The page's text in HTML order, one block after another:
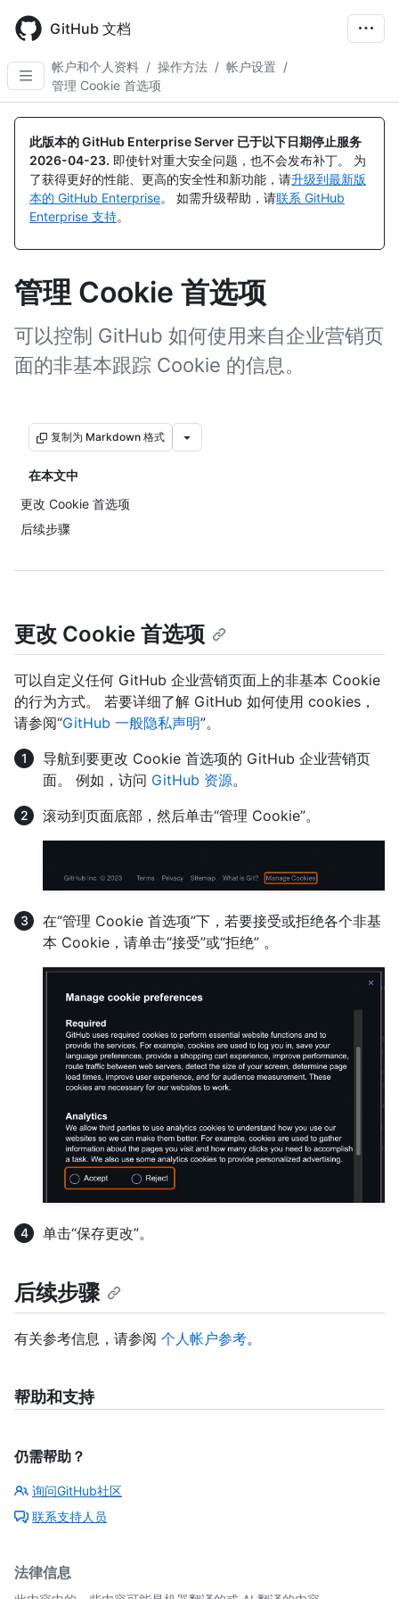
main
content
GitHub 文档
帐户和个人资料 / 操作方法 / 帐户设置 /
管理 Cookie 首选项
此版本的 GitHub Enterprise Server 已于以下日期停止服务
2026-04-23. 即使针对重大安全问题，也不会发布补丁。 为
了获得更好的性能、更高的安全性和新功能，请升级到最新版
本的 GitHub Enterprise。 如需升级帮助，请联系 GitHub
Enterprise 支持。
管理 Cookie 首选项
可以控制 GitHub 如何使用来自企业营销页
面的非基本跟踪 Cookie 的信息。
复制为 Markdown 格式
在本文中
更改 Cookie 首选项
后续步骤
更改 Cookie 首选项
可以自定义任何 GitHub 企业营销页面上的非基本 Cookie
的行为方式。 若要详细了解 GitHub 如何使用 cookies，
请参阅“GitHub 一般隐私声明”。
导航到要更改 Cookie 首选项的 GitHub 企业营销页
面。 例如，访问 GitHub 资源。
滚动到页面底部，然后单击“管理 Cookie”。
在“管理 Cookie 首选项”下，若要接受或拒绝各个非基
本 Cookie，请单击“接受”或“拒绝” 。
单击“保存更改”。
后续步骤
有关参考信息，请参阅 个人帐户参考。
帮助和支持
仍需帮助？
询问GitHub社区
联系支持人员
法律信息